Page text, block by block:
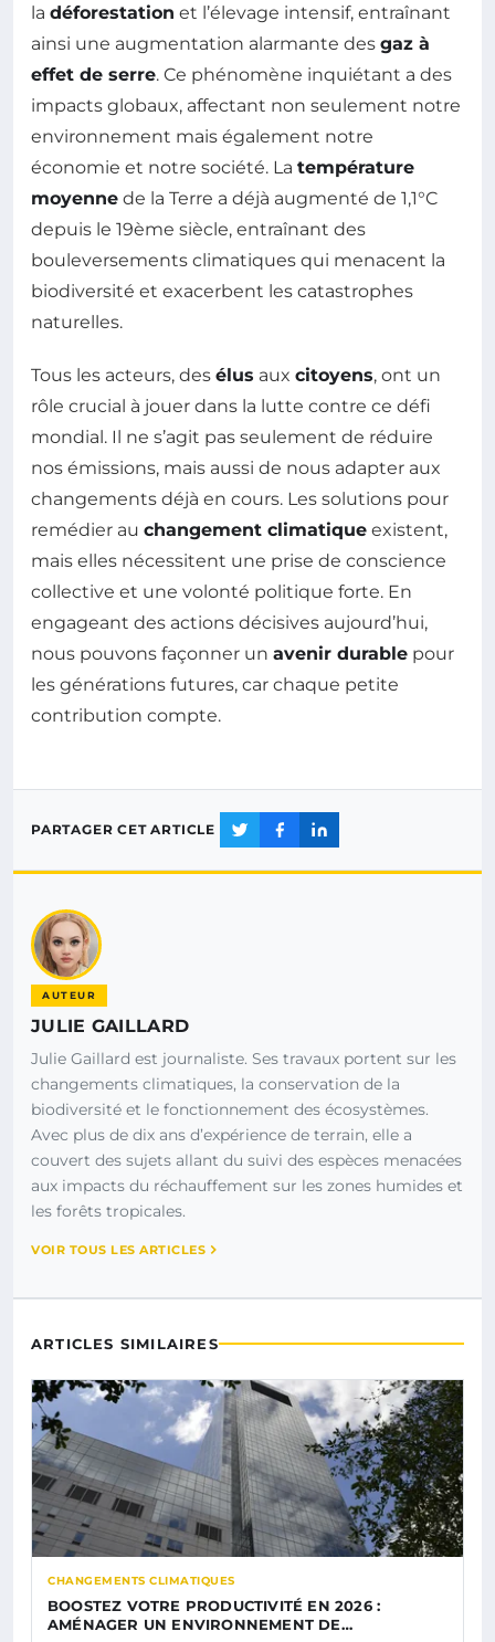
la déforestation et l’élevage intensif, entraînant
ainsi une augmentation alarmante des gaz à
effet de serre. Ce phénomène inquiétant a des
impacts globaux, affectant non seulement notre
environnement mais également notre
économie et notre société. La température
moyenne de la Terre a déjà augmenté de 1,1°C
depuis le 19ème siècle, entraînant des
bouleversements climatiques qui menacent la
biodiversité et exacerbent les catastrophes
naturelles.
Tous les acteurs, des élus aux citoyens, ont un
rôle crucial à jouer dans la lutte contre ce défi
mondial. Il ne s’agit pas seulement de réduire
nos émissions, mais aussi de nous adapter aux
changements déjà en cours. Les solutions pour
remédier au changement climatique existent,
mais elles nécessitent une prise de conscience
collective et une volonté politique forte. En
engageant des actions décisives aujourd’hui,
nous pouvons façonner un avenir durable pour
les générations futures, car chaque petite
contribution compte.
PARTAGER CET ARTICLE
AUTEUR
JULIE GAILLARD
Julie Gaillard est journaliste. Ses travaux portent sur les
changements climatiques, la conservation de la
biodiversité et le fonctionnement des écosystèmes.
Avec plus de dix ans d’expérience de terrain, elle a
couvert des sujets allant du suivi des espèces menacées
aux impacts du réchauffement sur les zones humides et
les forêts tropicales.
VOIR TOUS LES ARTICLES
ARTICLES SIMILAIRES
CHANGEMENTS CLIMATIQUES
BOOSTEZ VOTRE PRODUCTIVITÉ EN 2026 :
AMÉNAGER UN ENVIRONNEMENT DE…